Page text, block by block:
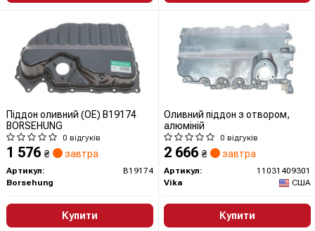
Піддон оливний (OE) B19174
BORSEHUNG
0 відгуків
1 576 ₴ завтра
Артикул:
B19174
Borsehung
Купити
Оливний піддон з отвором,
алюміній
0 відгуків
2 666 ₴ завтра
Артикул:
11031409301
Vika
США
Купити